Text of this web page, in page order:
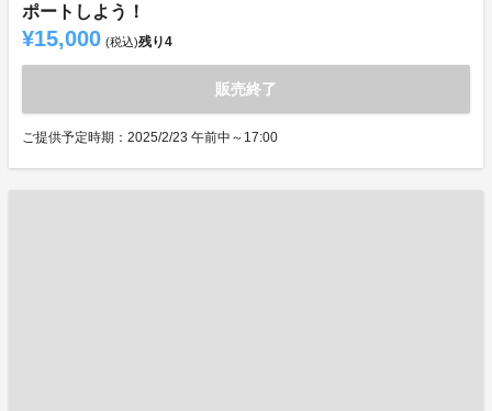
ポートしよう！
¥15,000 (税込)残り4
販売終了
ご提供予定時期：2025/2/23 午前中～17:00